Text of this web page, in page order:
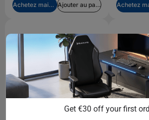
Achetez maintenant Ajouter au panier
Get €30 off your first